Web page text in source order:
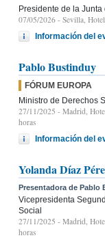
Presidente de la
07/05/2026 - Sevilla,
Información del
Pablo Bustinduy
FÓRUM EUROPA
Ministro de Derechos
27/11/2025 - Madrid,
horas
Información del
Yolanda Díaz
Presentadora de Pablo
Vicepresidenta
Social
27/11/2025 - Madrid,
horas